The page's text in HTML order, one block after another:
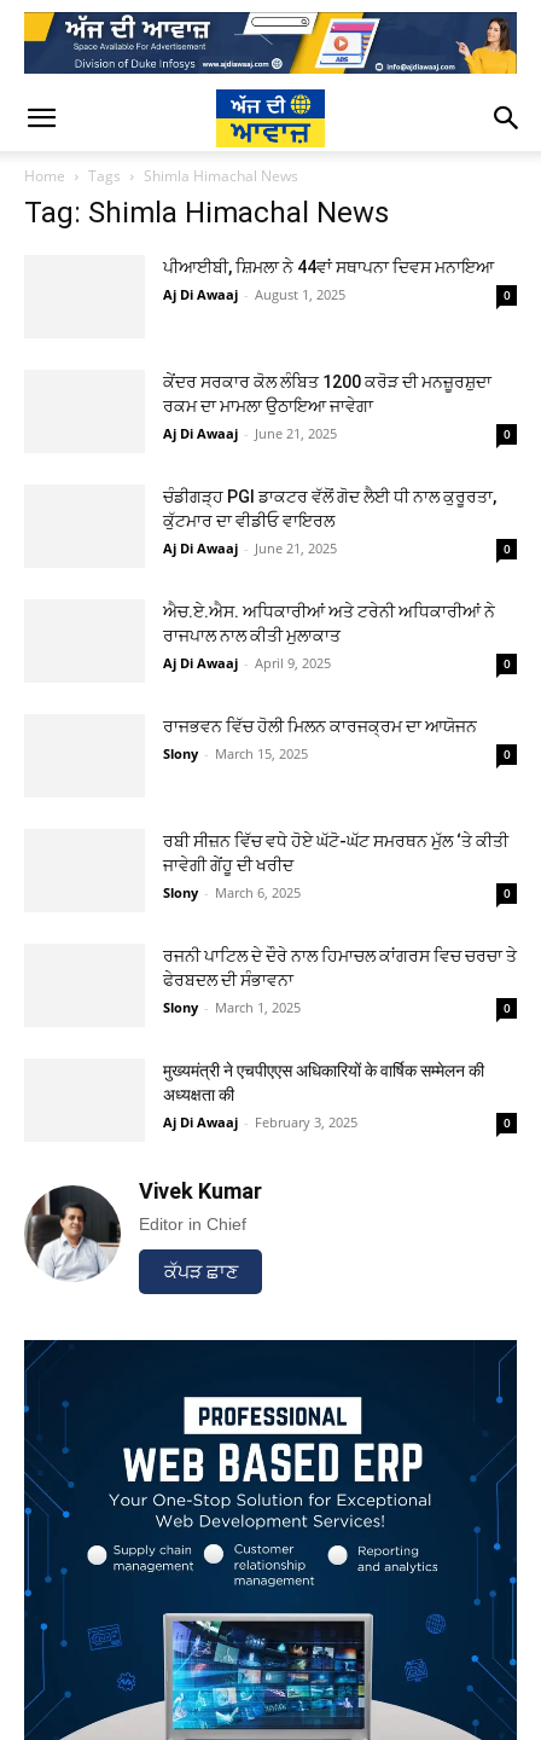
Home Tags Shimla Himachal News
Tag: Shimla Himachal News
ਪੀਆਈਬੀ, ਸ਼ਿਮਲਾ ਨੇ 44ਵਾਂ ਸਥਾਪਨਾ ਦਿਵਸ ਮਨਾਇਆ
Aj Di Awaaj - August 1, 2025 0
ਕੇਂਦਰ ਸਰਕਾਰ ਕੋਲ ਲੰਬਿਤ 1200 ਕਰੋੜ ਦੀ ਮਨਜ਼ੂਰਸ਼ੁਦਾ
ਰਕਮ ਦਾ ਮਾਮਲਾ ਉਠਾਇਆ ਜਾਵੇਗਾ
Aj Di Awaaj - June 21, 2025 0
ਚੰਡੀਗੜ੍ਹ PGI ਡਾਕਟਰ ਵੱਲੋਂ ਗੋਦ ਲੈਈ ਧੀ ਨਾਲ ਕੁਰੂਰਤਾ,
ਕੁੱਟਮਾਰ ਦਾ ਵੀਡੀਓ ਵਾਇਰਲ
Aj Di Awaaj - June 21, 2025 0
ਐਚ.ਏ.ਐਸ. ਅਧਿਕਾਰੀਆਂ ਅਤੇ ਟਰੇਨੀ ਅਧਿਕਾਰੀਆਂ ਨੇ
ਰਾਜਪਾਲ ਨਾਲ ਕੀਤੀ ਮੁਲਾਕਾਤ
Aj Di Awaaj - April 9, 2025 0
ਰਾਜਭਵਨ ਵਿੱਚ ਹੋਲੀ ਮਿਲਨ ਕਾਰਜਕ੍ਰਮ ਦਾ ਆਯੋਜਨ
Slony - March 15, 2025 0
ਰਬੀ ਸੀਜ਼ਨ ਵਿੱਚ ਵਧੇ ਹੋਏ ਘੱਟੋ-ਘੱਟ ਸਮਰਥਨ ਮੁੱਲ ‘ਤੇ ਕੀਤੀ
ਜਾਵੇਗੀ ਗੇਂਹੂ ਦੀ ਖਰੀਦ
Slony - March 6, 2025 0
ਰਜਨੀ ਪਾਟਿਲ ਦੇ ਦੌਰੇ ਨਾਲ ਹਿਮਾਚਲ ਕਾਂਗਰਸ ਵਿਚ ਚਰਚਾ ਤੇ
ਫੇਰਬਦਲ ਦੀ ਸੰਭਾਵਨਾ
Slony - March 1, 2025 0
मुख्यमंत्री ने एचपीएएस अधिकारियों के वार्षिक सम्मेलन की
अध्यक्षता की
Aj Di Awaaj - February 3, 2025 0
Vivek Kumar
Editor in Chief
ਕੱਪੜ ਛਾਣ